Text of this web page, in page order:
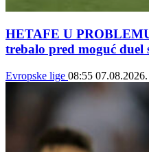
HETAFE U
trebalo pred moguć duel
Evropske lige 08:55 07.08.2026.